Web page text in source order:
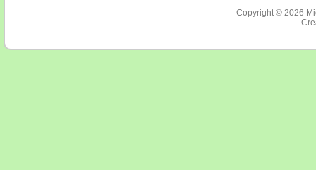
Copyright © 2026